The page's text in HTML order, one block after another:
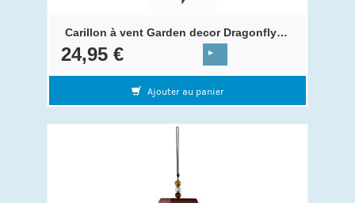
Carillon à vent Garden decor Dragonfly 62 cm
24,95 €
Ajouter au panier